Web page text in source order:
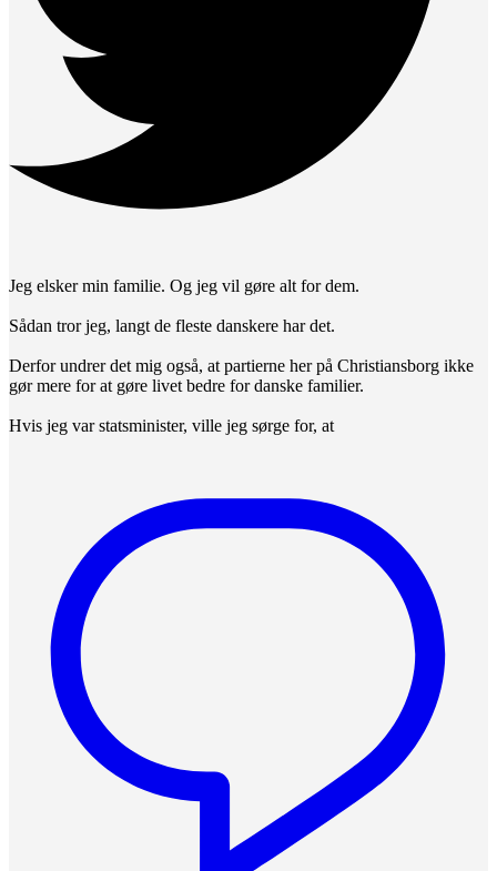
Jeg elsker min familie. Og jeg vil gøre alt for dem.
Sådan tror jeg, langt de fleste danskere har det.
Derfor undrer det mig også, at partierne her på Christiansborg ikke
gør mere for at gøre livet bedre for danske familier.
Hvis jeg var statsminister, ville jeg sørge for, at